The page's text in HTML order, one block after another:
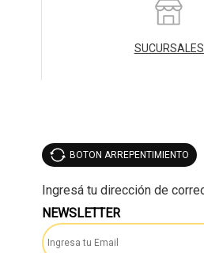
SUCURSALES
BOTON ARREPENTIMIENTO
NEWSLETTER